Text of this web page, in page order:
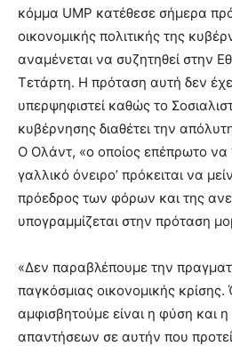
κόμμα UMP κατέθεσε σήμερα
οικονομικής πολιτικής της
αναμένεται να συζητηθεί στην
Τετάρτη. Η πρόταση αυτή δεν
υπερψηφιστεί καθώς το
κυβέρνησης διαθέτει την
Ο Ολάντ, «ο οποίος επέπρωτο να
γαλλικό όνειρο’ πρόκειται να
πρόεδρος των φόρων και της
υπογραμμίζεται στην πρόταση
«Δεν παραβλέπουμε την
παγκόσμιας οικονομικής
αμφισβητούμε είναι η φύση και
απαντήσεων σε αυτήν που